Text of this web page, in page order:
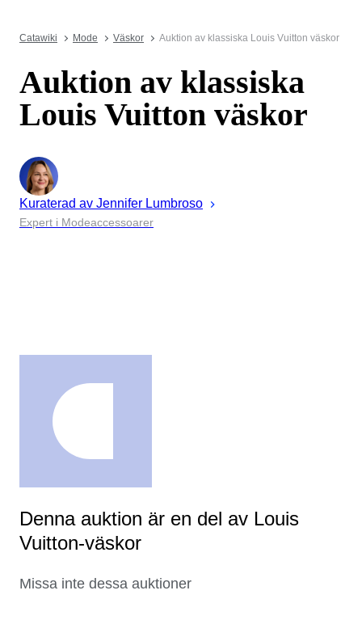
Catawiki Mode Väskor Auktion av klassiska Louis Vuitton väskor
Auktion av klassiska
Louis Vuitton väskor
Kuraterad av Jennifer Lumbroso
Expert i Modeaccessoarer
Denna auktion är en del av Louis
Vuitton-väskor
Missa inte dessa auktioner